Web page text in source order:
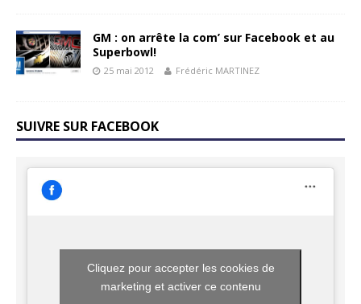
GM : on arrête la com’ sur Facebook et au
Superbowl!
25 mai 2012 Frédéric MARTINEZ
SUIVRE SUR FACEBOOK
Cliquez pour accepter les cookies de
marketing et activer ce contenu